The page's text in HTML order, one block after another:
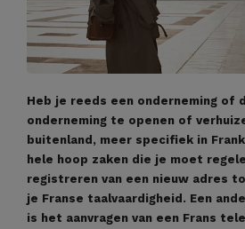
Heb je reeds een onderneming of
onderneming te openen of
buitenland, meer specifiek in
hele hoop zaken die je moet
registreren van een nieuw adres
je Franse taalvaardigheid. Een
is het aanvragen van een Frans